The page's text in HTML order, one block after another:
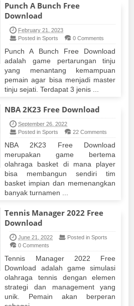
Punch A Bunch Free
Download
February 21, 2023
Posted in Sports
0 Comments
Punch A Bunch Free Download
adalah game pertarungan tinju
yang menantang kemampuan
pemain agar bisa menjadi master
tinju sejati. Terdapat 3 jenis ...
NBA 2K23 Free Download
September 26, 2022
Posted in Sports
22 Comments
NBA 2K23 Free Download
merupakan game bertema
olahraga basket di mana player
bisa membangun sendiri tim
basket impian dan memenangkan
banyak turnamen ...
Tennis Manager 2022 Free
Download
June 21, 2022
Posted in Sports
0 Comments
Tennis Manager 2022 Free
Download adalah game simulasi
olahraga tennis dengan elemen
strategi dan management yang
unik. Pemain akan berperan